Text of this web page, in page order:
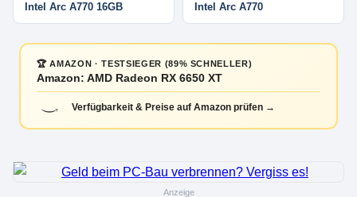
Intel Arc A770 16GB Intel Arc A770
🏆 AMAZON · TESTSIEGER (89% SCHNELLER)
Amazon: AMD Radeon RX 6650 XT
Verfügbarkeit & Preise auf Amazon prüfen →
Anzeige